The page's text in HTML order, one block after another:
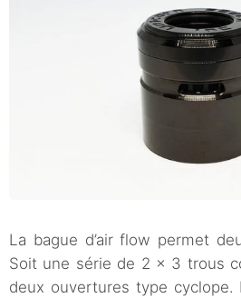
La bague d’air flow permet
Soit une série de 2 x 3 trous
deux ouvertures type cyclope.